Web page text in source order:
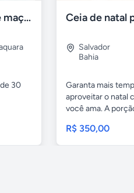
Algodão doce e maça do amor
30
Salvador
Bahia
Garanta mais
aproveitar o natal
você ama. A
R$ 350,00